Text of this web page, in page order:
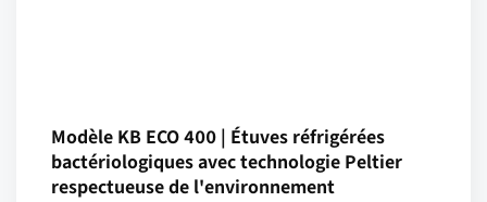
Modèle KB ECO 400 | Étuves réfrigérées
bactériologiques avec technologie Peltier
respectueuse de l'environnement